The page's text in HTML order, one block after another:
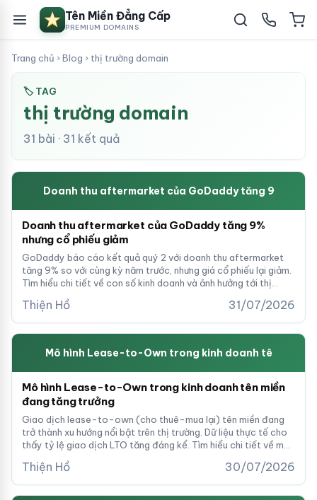
Tên Miền Đẳng Cấp
PREMIUM DOMAINS
Trang chủ ›Blog › thị trường domain
🏷 TAG
thị trường domain
31 bài · 31 kết quả
Doanh thu aftermarket của GoDaddy tăng 9
Doanh thu aftermarket của GoDaddy tăng 9%
nhưng cổ phiếu giảm
GoDaddy báo cáo kết quả quý 2 với doanh thu aftermarket
tăng 9% so với cùng kỳ năm trước, nhưng giá cổ phiếu lại giảm.
Tìm hiểu chi tiết về con số kinh doanh và ảnh hưởng tới thị
Thiện Hồ 31/07/2026
Mô hình Lease-to-Own trong kinh doanh tê
Mô hình Lease-to-Own trong kinh doanh tên miền
đang tăng trưởng
Giao dịch lease-to-own (cho thuê-mua lại) tên miền đang
trở thành xu hướng nổi bật trên thị trường. Dữ liệu thực tế cho
thấy tỷ lệ giao dịch LTO tăng đáng kể. Tìm hiểu chi tiết về mô
Thiện Hồ 30/07/2026